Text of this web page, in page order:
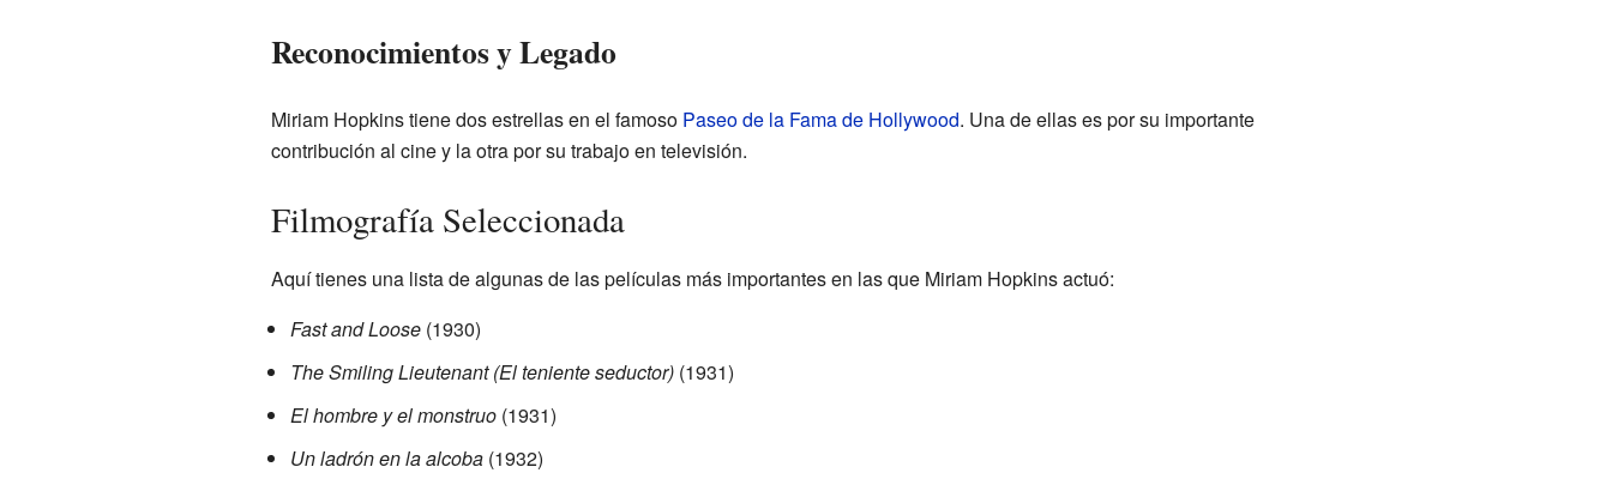
Reconocimientos y Legado
Miriam Hopkins tiene dos estrellas en el famoso Paseo de la Fama de Hollywood. Una de ellas es por su importante
contribución al cine y la otra por su trabajo en televisión.
Filmografía Seleccionada
Aquí tienes una lista de algunas de las películas más importantes en las que Miriam Hopkins actuó:
Fast and Loose(1930)
The Smiling Lieutenant (El teniente seductor)(1931)
El hombre y el monstruo(1931)
Un ladrón en la alcoba(1932)